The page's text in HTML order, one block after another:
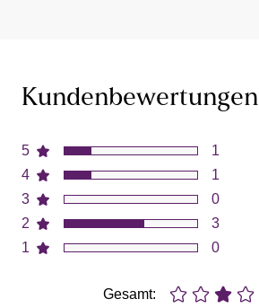
Kundenbewertungen
5
4
3
2
1
1
1
0
3
0
Gesamt: